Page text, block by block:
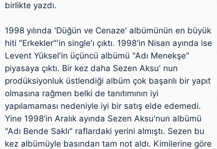
birlikte yazdı.
1998 yılında 'Düğün ve Cenaze' albümünün en büyük
hiti "Erkekler"'in single'ı çıktı. 1998'in Nisan ayında ise
Levent Yüksel'in üçüncü albümü "Adı Menekşe"
piyasaya çıktı. Bir kez daha Sezen Aksu' nun
prodüksiyonluk üstlendiği albüm çok başarılı bir yapıt
olmasına rağmen belki de tanıtımının iyi
yapılamaması nedeniyle iyi bir satış elde edemedi.
Yine 1998'in Aralık ayında Sezen Aksu'nun albümü
"Adı Bende Saklı" raflardaki yerini almıştı. Sezen bu
kez albümüyle basından tam not aldı. Kimilerine göre